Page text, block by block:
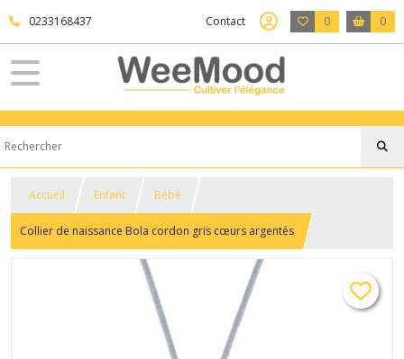
0233168437 Contact 0 0
Accueil Enfant Bébé
Collier de naissance Bola cordon gris cœurs argentés